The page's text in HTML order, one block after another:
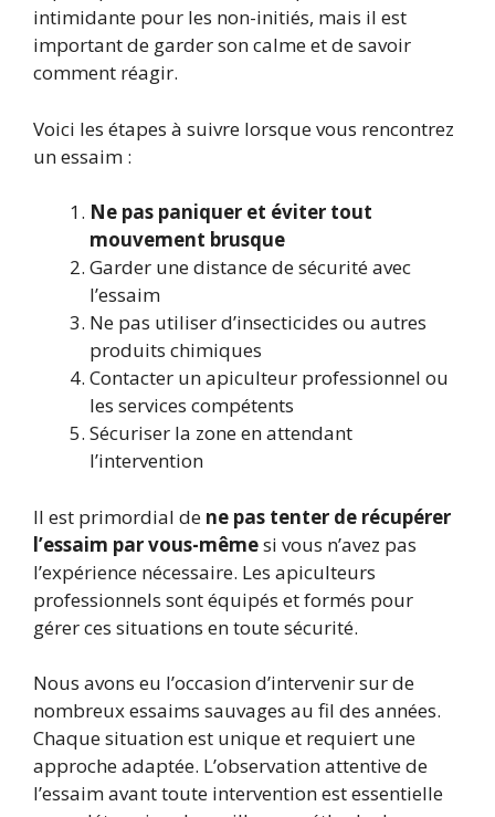
intimidante pour les non-initiés, mais il est
important de garder son calme et de savoir
comment réagir.
Voici les étapes à suivre lorsque vous rencontrez
un essaim :
Ne pas paniquer et éviter tout
mouvement brusque
Garder une distance de sécurité avec
l’essaim
Ne pas utiliser d’insecticides ou autres
produits chimiques
Contacter un apiculteur professionnel ou
les services compétents
Sécuriser la zone en attendant
l’intervention
Il est primordial de ne pas tenter de récupérer
l’essaim par vous-mêmesi vous n’avez pas
l’expérience nécessaire. Les apiculteurs
professionnels sont équipés et formés pour
gérer ces situations en toute sécurité.
Nous avons eu l’occasion d’intervenir sur de
nombreux essaims sauvages au fil des années.
Chaque situation est unique et requiert une
approche adaptée. L’observation attentive de
l’essaim avant toute intervention est essentielle